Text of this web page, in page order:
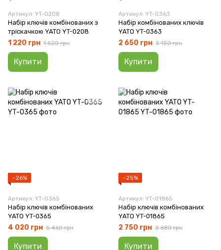
Артикул: YT-0208
Набір ключів комбінованих з
тріскачкою YATO YT-0208
1 220 грн 1 520 грн
Купити
Артикул: YT-0363
Набір комбінованих ключів
YATO YT-0363
2 650 грн 3 150 грн
Купити
−26%
Артикул: YT-0365
Набір ключів комбінованих
YATO YT-0365
4 020 грн 5 460 грн
Купити
−25%
Артикул: YT-01865
Набір ключів комбінованих
YATO YT-01865
2 750 грн 3 680 грн
Купити